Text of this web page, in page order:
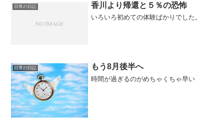
日常の日記 香川より帰還と５％の恐怖
いろいろ初めての体験ばかりでした。
日常の日記 もう8月後半へ
時間が過ぎるのがめちゃくちゃ早い